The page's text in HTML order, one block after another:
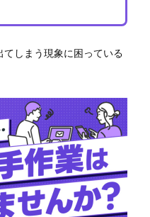
しまう現象に困っている